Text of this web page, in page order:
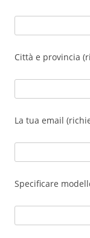
Città e provincia
La tua email
Specificare